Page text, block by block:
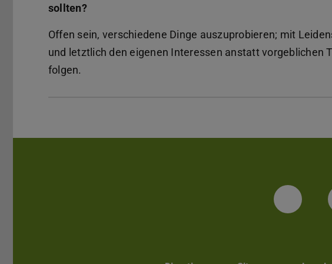
sollten?
Offen sein, verschiedene Dinge auszuprobieren; mit
und letztlich den eigenen Interessen anstatt vorgeblichen
folgen.